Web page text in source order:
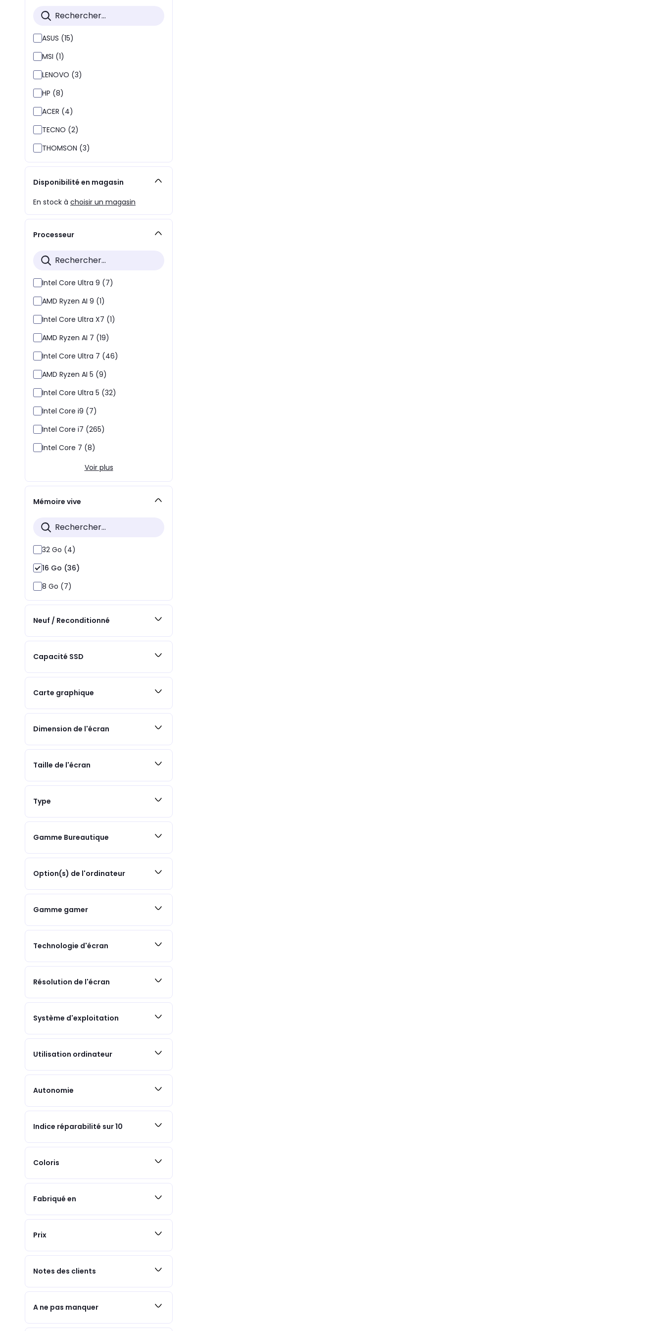
ASUS (15)
MSI (1)
LENOVO (3)
HP (8)
ACER (4)
TECNO (2)
THOMSON (3)
Disponibilité en magasin
En stock à choisir un magasin
Processeur
Intel Core Ultra 9 (7)
AMD Ryzen AI 9 (1)
Intel Core Ultra X7 (1)
AMD Ryzen AI 7 (19)
Intel Core Ultra 7 (46)
AMD Ryzen AI 5 (9)
Intel Core Ultra 5 (32)
Intel Core i9 (7)
Intel Core i7 (265)
Intel Core 7 (8)
Voir plus
Mémoire vive
32 Go (4)
16 Go (36)
8 Go (7)
Neuf / Reconditionné
Capacité SSD
Carte graphique
Dimension de l'écran
Taille de l'écran
Type
Gamme Bureautique
Option(s) de l'ordinateur
Gamme gamer
Technologie d'écran
Résolution de l'écran
Système d'exploitation
Utilisation ordinateur
Autonomie
Indice réparabilité sur 10
Coloris
Fabriqué en
Prix
Notes des clients
A ne pas manquer